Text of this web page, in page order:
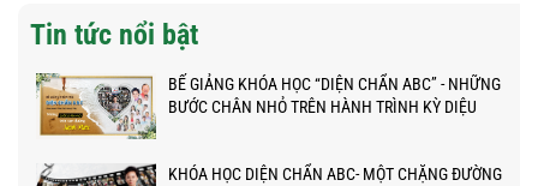
Tin tức nổi bật
BẾ GIẢNG KHÓA HỌC “DIỆN CHẨN ABC” - NHỮNG
BƯỚC CHÂN NHỎ TRÊN HÀNH TRÌNH KỲ DIỆU
KHÓA HỌC DIỆN CHẨN ABC- MỘT CHẶNG ĐƯỜNG